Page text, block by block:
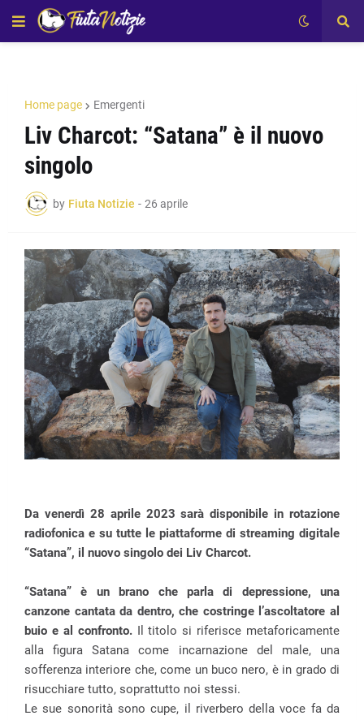
Home page Emergenti
Liv Charcot: “Satana” è il nuovo
singolo
by Fiuta Notizie - 26 aprile
Da venerdì 28 aprile 2023 sarà disponibile in rotazione
radiofonica e su tutte le piattaforme di streaming digitale
“Satana”, il nuovo singolo dei Liv Charcot.
“Satana” è un brano che parla di depressione, una
canzone cantata da dentro, che costringe l’ascoltatore al
buio e al confronto.Il titolo si riferisce metaforicamente
alla figura Satana come incarnazione del male, una
sofferenza interiore che, come un buco nero, è in grado di
risucchiare tutto, soprattutto noi stessi.
Le sue sonorità sono cupe, il riverbero della voce fa da